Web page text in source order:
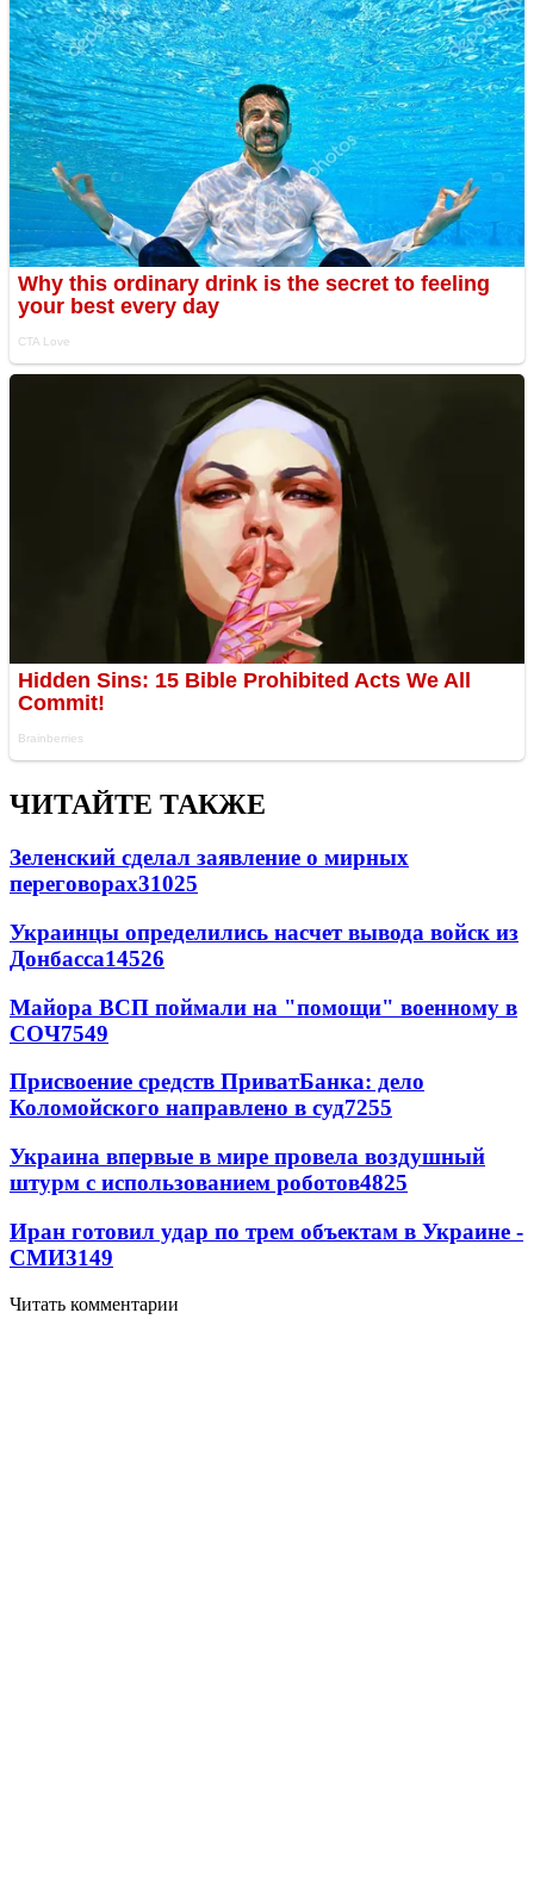
ЧИТАЙТЕ ТАКЖЕ
Зеленский сделал заявление о мирных
переговорах31025
Украинцы определились насчет вывода войск из
Донбасса14526
Майора ВСП поймали на "помощи" военному в
СОЧ7549
Присвоение средств ПриватБанка: дело
Коломойского направлено в суд7255
Украина впервые в мире провела воздушный
штурм с использованием роботов4825
Иран готовил удар по трем объектам в Украине -
СМИ3149
Читать комментарии